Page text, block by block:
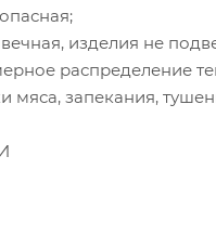
изделия не
распределение
мяса, запекания,